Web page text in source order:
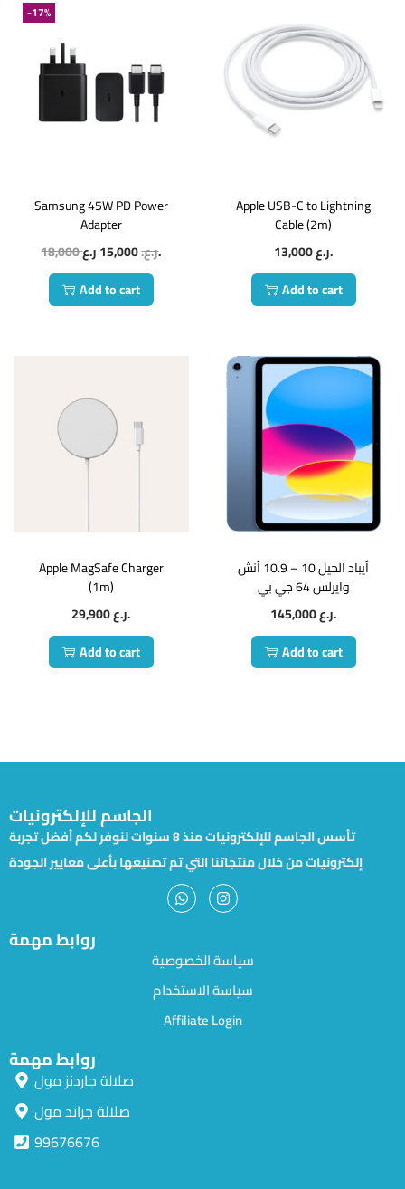
-17%
Samsung 45W PD Power
Adapter
18,000
ر.ع.15,000
ر.ع.
Add to cart
Apple USB-C to Lightning
Cable (2m)
13,000
ر.ع.
Add to cart
Apple MagSafe Charger
(1m)
29,900
ر.ع.
Add to cart
أيباد الجيل 10 – 10.9 أنش
وايرلس 64 جي بي
145,000
ر.ع.
Add to cart
الجاسم للإلكترونيات
تأسس الجاسم للإلكترونيات منذ 8 سنوات لنوفر لكم أفضل تجربة
إلكترونيات من خلال منتجاتنا التي تم تصنيعها بأعلى معايير الجودة
روابط مهمة
سياسة الخصوصية
سياسة الاستخدام
Affiliate Login
روابط مهمة
صلالة جاردنز مول
صلالة جراند مول
99676676